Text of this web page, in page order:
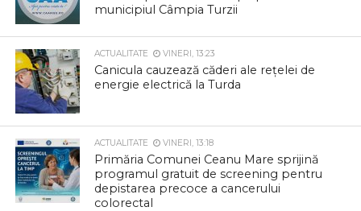
municipiul Câmpia Turzii
ACTUALITATE VINERI, 13:23
Canicula cauzează căderi ale rețelei de
energie electrică la Turda
ACTUALITATE VINERI, 13:18
Primăria Comunei Ceanu Mare sprijină
programul gratuit de screening pentru
depistarea precoce a cancerului
colorectal